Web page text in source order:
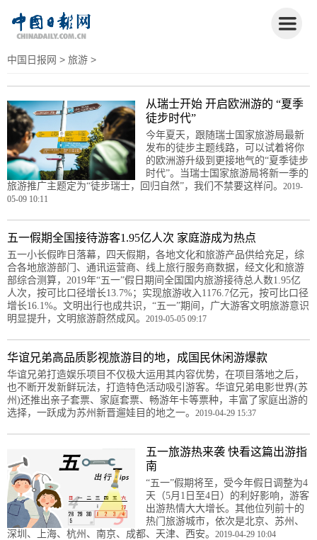
中国日报网 > 旅游 >
从瑞士开始 开启欧洲游的 “夏季
徒步时代”
今年夏天，跟随瑞士国家旅游局最新
发布的徒步主题线路，可以试着将你
的欧洲游升级到更接地气的“夏季徒步
时代”。当瑞士国家旅游局将新一季的
旅游推广主题定为“徒步瑞士，回归自然”，我们不禁要这样问。 2019-
05-09 10:11
五一假期全国接待游客1.95亿人次 家庭游成为热点
五一小长假昨日落幕，四天假期，各地文化和旅游产品供给充足，综
合各地旅游部门、通讯运营商、线上旅行服务商数据，经文化和旅游
部综合测算，2019年“五一”假日期间全国国内旅游接待总人数1.95亿
人次，按可比口径增长13.7%；实现旅游收入1176.7亿元，按可比口径
增长16.1%。文明出行也成共识，“五一”期间，广大游客文明旅游意识
明显提升，文明旅游蔚然成风。 2019-05-05 09:17
华谊兄弟高品质影视旅游目的地，成国民休闲游爆款
华谊兄弟打造娱乐项目不仅极大运用其内容优势，在项目落地之后，
也不断开发新鲜玩法，打造特色活动吸引游客。华谊兄弟电影世界(苏
州)还推出亲子套票、家庭套票、畅游年卡等票种，丰富了家庭出游的
选择，一跃成为苏州新晋遛娃目的地之一。 2019-04-29 15:37
五一旅游热来袭 快看这篇出游指
南
“五一”假期将至，受今年假日调整为4
天（5月1日至4日）的利好影响，游客
出游热情大大增长。其他位列前十的
热门旅游城市，依次是北京、苏州、
深圳、上海、杭州、南京、成都、天津、西安。 2019-04-29 10:04